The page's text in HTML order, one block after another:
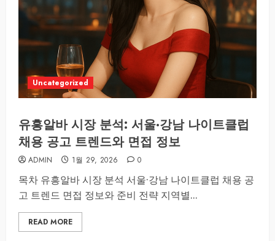
Uncategorized
유흥알바 시장 분석: 서울·강남 나이트클럽
채용 공고 트렌드와 면접 정보
ADMIN 1월 29, 2026 0
목차 유흥알바 시장 분석 서울·강남 나이트클럽 채용 공
고 트렌드 면접 정보와 준비 전략 지역별...
READ MORE